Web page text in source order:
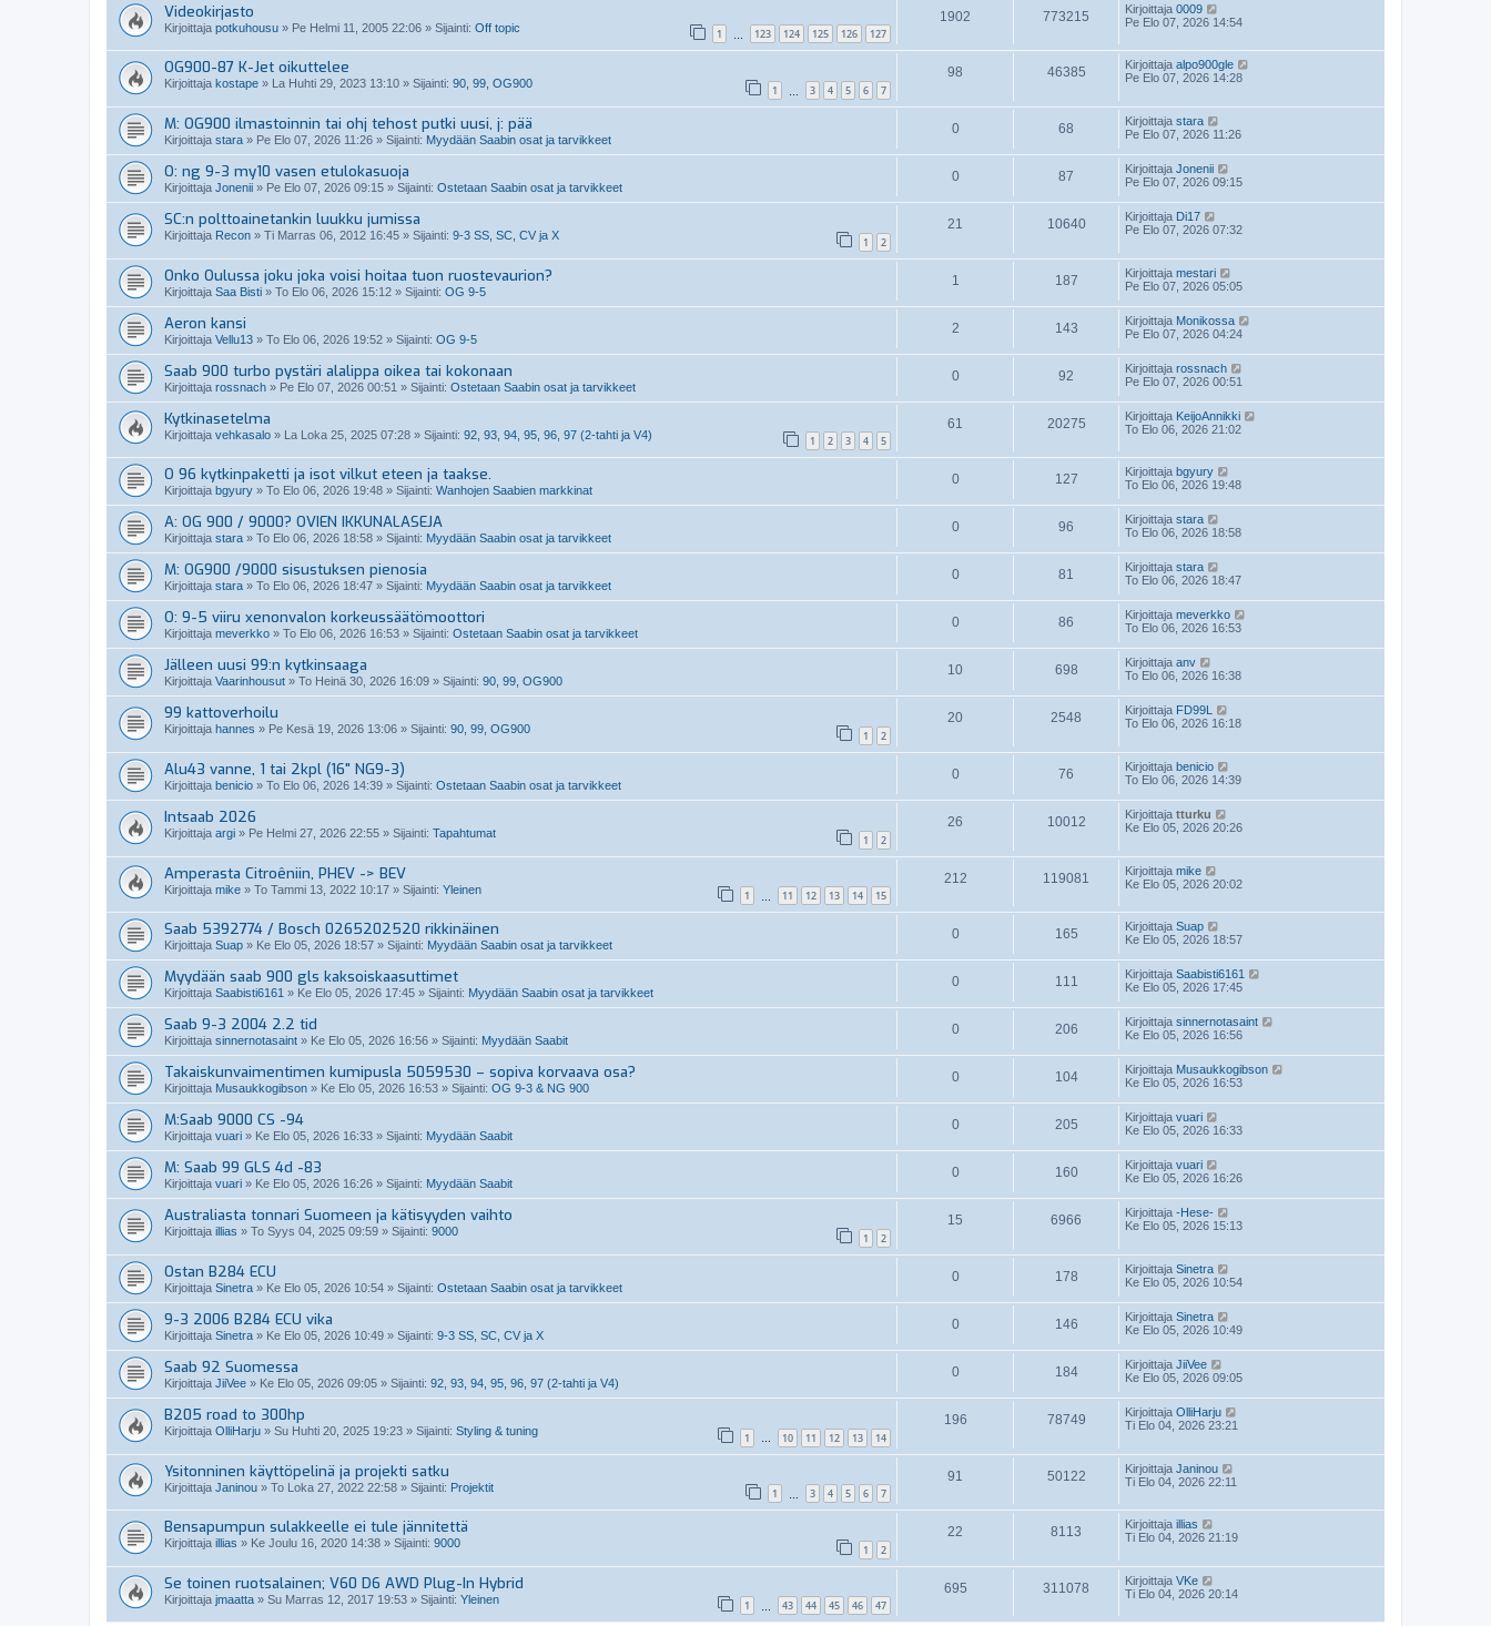
Videokirjasto
Kirjoittaja potkuhousu » Pe Helmi 11, 2005 22:06 » Sijainti: Off topic 1 123 124 125 126 127
1902 773215 Kirjoittaja 0009
Pe Elo 07, 2026 14:54
OG900-87 K-Jet oikuttelee
Kirjoittaja kostape » La Huhti 29, 2023 13:10 » Sijainti: 90, 99, OG900 1 3 4 5 6 7
98 46385 Kirjoittaja alpo900gle
Pe Elo 07, 2026 14:28
M: OG900 ilmastoinnin tai ohj tehost putki uusi, j: pää
Kirjoittaja stara » Pe Elo 07, 2026 11:26 » Sijainti: Myydään Saabin osat ja tarvikkeet
0 68 Kirjoittaja stara
Pe Elo 07, 2026 11:26
O: ng 9-3 my10 vasen etulokasuoja
Kirjoittaja Jonenii » Pe Elo 07, 2026 09:15 » Sijainti: Ostetaan Saabin osat ja tarvikkeet
0 87 Kirjoittaja Jonenii
Pe Elo 07, 2026 09:15
SC:n polttoainetankin luukku jumissa
Kirjoittaja Recon » Ti Marras 06, 2012 16:45 » Sijainti: 9-3 SS, SC, CV ja X 1 2
21 10640 Kirjoittaja Di17
Pe Elo 07, 2026 07:32
Onko Oulussa joku joka voisi hoitaa tuon ruostevaurion?
Kirjoittaja Saa Bisti » To Elo 06, 2026 15:12 » Sijainti: OG 9-5
1 187 Kirjoittaja mestari
Pe Elo 07, 2026 05:05
Aeron kansi
Kirjoittaja Vellu13 » To Elo 06, 2026 19:52 » Sijainti: OG 9-5
2 143 Kirjoittaja Monikossa
Pe Elo 07, 2026 04:24
Saab 900 turbo pystäri alalippa oikea tai kokonaan
Kirjoittaja rossnach » Pe Elo 07, 2026 00:51 » Sijainti: Ostetaan Saabin osat ja tarvikkeet
0 92 Kirjoittaja rossnach
Pe Elo 07, 2026 00:51
Kytkinasetelma
Kirjoittaja vehkasalo » La Loka 25, 2025 07:28 » Sijainti: 92, 93, 94, 95, 96, 97 (2-tahti ja V4) 1 2 3 4 5
61 20275 Kirjoittaja KeijoAnnikki
To Elo 06, 2026 21:02
O 96 kytkinpaketti ja isot vilkut eteen ja taakse.
Kirjoittaja bgyury » To Elo 06, 2026 19:48 » Sijainti: Wanhojen Saabien markkinat
0 127 Kirjoittaja bgyury
To Elo 06, 2026 19:48
A: OG 900 / 9000? OVIEN IKKUNALASEJA
Kirjoittaja stara » To Elo 06, 2026 18:58 » Sijainti: Myydään Saabin osat ja tarvikkeet
0 96 Kirjoittaja stara
To Elo 06, 2026 18:58
M: OG900 /9000 sisustuksen pienosia
Kirjoittaja stara » To Elo 06, 2026 18:47 » Sijainti: Myydään Saabin osat ja tarvikkeet
0 81 Kirjoittaja stara
To Elo 06, 2026 18:47
O: 9-5 viiru xenonvalon korkeussäätömoottori
Kirjoittaja meverkko » To Elo 06, 2026 16:53 » Sijainti: Ostetaan Saabin osat ja tarvikkeet
0 86 Kirjoittaja meverkko
To Elo 06, 2026 16:53
Jälleen uusi 99:n kytkinsaaga
Kirjoittaja Vaarinhousut » To Heinä 30, 2026 16:09 » Sijainti: 90, 99, OG900
10 698 Kirjoittaja anv
To Elo 06, 2026 16:38
99 kattoverhoilu
Kirjoittaja hannes » Pe Kesä 19, 2026 13:06 » Sijainti: 90, 99, OG900 1 2
20 2548 Kirjoittaja FD99L
To Elo 06, 2026 16:18
Alu43 vanne, 1 tai 2kpl (16" NG9-3)
Kirjoittaja benicio » To Elo 06, 2026 14:39 » Sijainti: Ostetaan Saabin osat ja tarvikkeet
0 76 Kirjoittaja benicio
To Elo 06, 2026 14:39
Intsaab 2026
Kirjoittaja argi » Pe Helmi 27, 2026 22:55 » Sijainti: Tapahtumat 1 2
26 10012 Kirjoittaja tturku
Ke Elo 05, 2026 20:26
Amperasta Citroêniin, PHEV -> BEV
Kirjoittaja mike » To Tammi 13, 2022 10:17 » Sijainti: Yleinen 1 11 12 13 14 15
212 119081 Kirjoittaja mike
Ke Elo 05, 2026 20:02
Saab 5392774 / Bosch 0265202520 rikkinäinen
Kirjoittaja Suap » Ke Elo 05, 2026 18:57 » Sijainti: Myydään Saabin osat ja tarvikkeet
0 165 Kirjoittaja Suap
Ke Elo 05, 2026 18:57
Myydään saab 900 gls kaksoiskaasuttimet
Kirjoittaja Saabisti6161 » Ke Elo 05, 2026 17:45 » Sijainti: Myydään Saabin osat ja tarvikkeet
0 111 Kirjoittaja Saabisti6161
Ke Elo 05, 2026 17:45
Saab 9-3 2004 2.2 tid
Kirjoittaja sinnernotasaint » Ke Elo 05, 2026 16:56 » Sijainti: Myydään Saabit
0 206 Kirjoittaja sinnernotasaint
Ke Elo 05, 2026 16:56
Takaiskunvaimentimen kumipusla 5059530 – sopiva korvaava osa?
Kirjoittaja Musaukkogibson » Ke Elo 05, 2026 16:53 » Sijainti: OG 9-3 & NG 900
0 104 Kirjoittaja Musaukkogibson
Ke Elo 05, 2026 16:53
M:Saab 9000 CS -94
Kirjoittaja vuari » Ke Elo 05, 2026 16:33 » Sijainti: Myydään Saabit
0 205 Kirjoittaja vuari
Ke Elo 05, 2026 16:33
M: Saab 99 GLS 4d -83
Kirjoittaja vuari » Ke Elo 05, 2026 16:26 » Sijainti: Myydään Saabit
0 160 Kirjoittaja vuari
Ke Elo 05, 2026 16:26
Australiasta tonnari Suomeen ja kätisyyden vaihto
Kirjoittaja illias » To Syys 04, 2025 09:59 » Sijainti: 9000 1 2
15 6966 Kirjoittaja -Hese-
Ke Elo 05, 2026 15:13
Ostan B284 ECU
Kirjoittaja Sinetra » Ke Elo 05, 2026 10:54 » Sijainti: Ostetaan Saabin osat ja tarvikkeet
0 178 Kirjoittaja Sinetra
Ke Elo 05, 2026 10:54
9-3 2006 B284 ECU vika
Kirjoittaja Sinetra » Ke Elo 05, 2026 10:49 » Sijainti: 9-3 SS, SC, CV ja X
0 146 Kirjoittaja Sinetra
Ke Elo 05, 2026 10:49
Saab 92 Suomessa
Kirjoittaja JiiVee » Ke Elo 05, 2026 09:05 » Sijainti: 92, 93, 94, 95, 96, 97 (2-tahti ja V4)
0 184 Kirjoittaja JiiVee
Ke Elo 05, 2026 09:05
B205 road to 300hp
Kirjoittaja OlliHarju » Su Huhti 20, 2025 19:23 » Sijainti: Styling & tuning 1 10 11 12 13 14
196 78749 Kirjoittaja OlliHarju
Ti Elo 04, 2026 23:21
Ysitonninen käyttöpelinä ja projekti satku
Kirjoittaja Janinou » To Loka 27, 2022 22:58 » Sijainti: Projektit 1 3 4 5 6 7
91 50122 Kirjoittaja Janinou
Ti Elo 04, 2026 22:11
Bensapumpun sulakkeelle ei tule jännitettä
Kirjoittaja illias » Ke Joulu 16, 2020 14:38 » Sijainti: 9000 1 2
22 8113 Kirjoittaja illias
Ti Elo 04, 2026 21:19
Se toinen ruotsalainen; V60 D6 AWD Plug-In Hybrid
Kirjoittaja jmaatta » Su Marras 12, 2017 19:53 » Sijainti: Yleinen 1 43 44 45 46 47
695 311078 Kirjoittaja VKe
Ti Elo 04, 2026 20:14